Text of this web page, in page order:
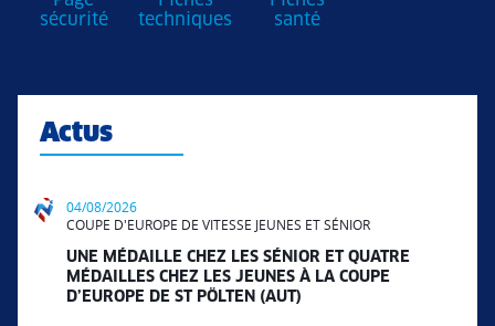
sécurité
techniques
santé
Actus
04/08/2026
COUPE D'EUROPE DE VITESSE JEUNES ET SÉNIOR
UNE MÉDAILLE CHEZ LES SÉNIOR ET QUATRE
MÉDAILLES CHEZ LES JEUNES À LA COUPE
D’EUROPE DE ST PÖLTEN (AUT)